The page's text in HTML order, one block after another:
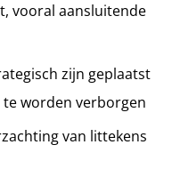
vooral aansluitende
zijn geplaatst
worden verborgen
van littekens